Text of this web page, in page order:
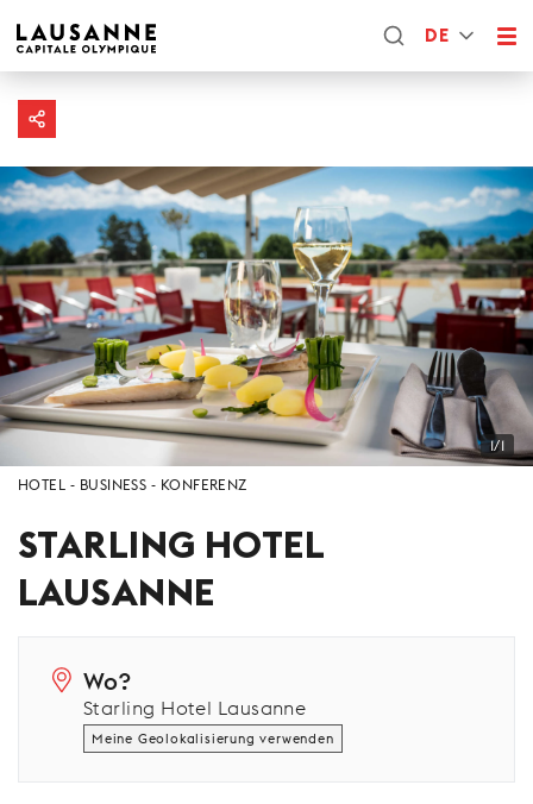
DE
1/1
HOTEL BUSINESS KONFERENZ
STARLING HOTEL
LAUSANNE
Wo?
Starling Hotel Lausanne
Meine Geolokalisierung verwenden